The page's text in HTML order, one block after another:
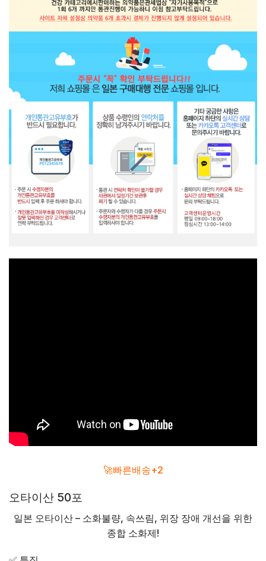
🚀빠른배송+2
오타이산 50포
일본 오타이산 – 소화불량, 속쓰림, 위장 장애 개선을 위한
종합 소화제!